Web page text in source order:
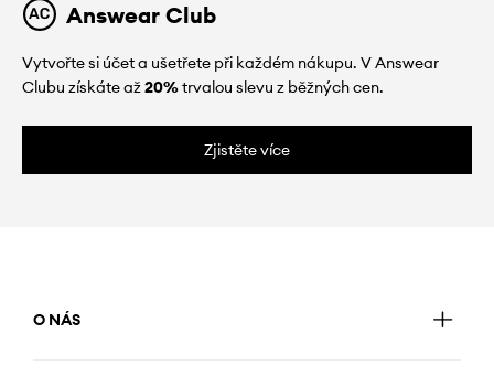
Answear Club
Vytvořte si účet a ušetřete při každém nákupu. V Answear
Clubu získáte až20%trvalou slevu z běžných cen.
Zjistěte více
O NÁS